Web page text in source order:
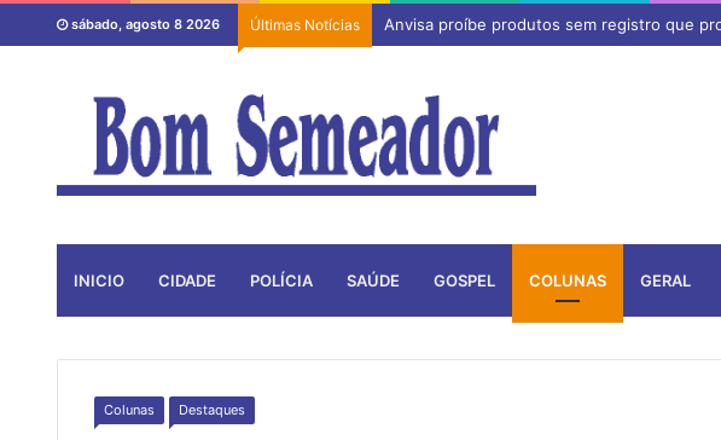
sábado, agosto 8 2026 Últimas Notícias Anvisa proíbe produtos sem registro que
INICIO CIDADE POLÍCIA SAÚDE GOSPEL COLUNAS GERAL
Colunas Destaques